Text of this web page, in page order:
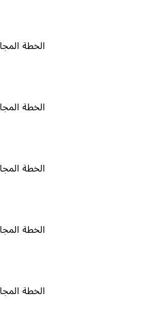
الخطة المجانية ٠
الخطة المجانية ٠
الخطة المجانية ٠
الخطة المجانية ٠
الخطة المجانية ٠